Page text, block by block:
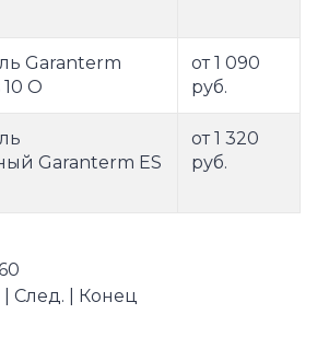
Garanterm
O
от 1 090
руб.
Garanterm ES
от 1 320
руб.
| След. | Конец